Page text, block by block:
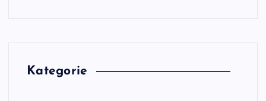
Kategorie